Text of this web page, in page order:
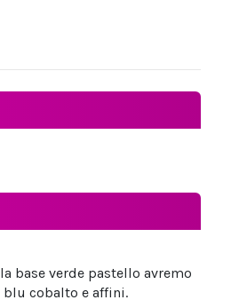
base verde pastello avremo
blu cobalto e affini.